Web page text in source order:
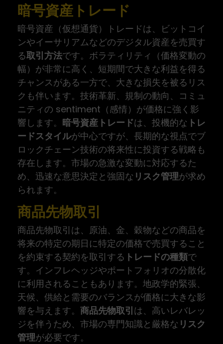
暗号資産トレード
暗号資産（仮想通貨）トレードは、ビットコイ
ンやイーサリアムなどのデジタル資産を売買す
る取引方法です。ボラティリティ（価格変動の
幅）が非常に高く、短期間で大きな利益を得る
チャンスがある一方で、大きな損失を被るリス
クも伴います。技術革新、規制の動向、コミュ
ニティの sentiment（感情）が価格に強く影
響します。 暗号資産トレードは、投機的な トレ
ードスタイルが中心ですが、長期的な視点でブ
ロックチェーン技術の将来性に投資する戦略も
存在します。市場の急激な変動に対応するた
め、迅速な意思決定と強固な リスク管理が求め
られます。
商品先物取引
商品先物取引は、原油、金、穀物などの商品を
将来の特定の期日に特定の価格で売買すること
を約束する契約を取引する トレードの種類で
す。インフレヘッジやポートフォリオの分散化
に利用されることもあります。地政学的緊張、
天候、供給と需要のバランスが価格に大きな影
響を与えます。 商品先物取引は、高いレバレッ
ジを伴うため、市場の専門知識と厳格な リスク
管理が必要です。